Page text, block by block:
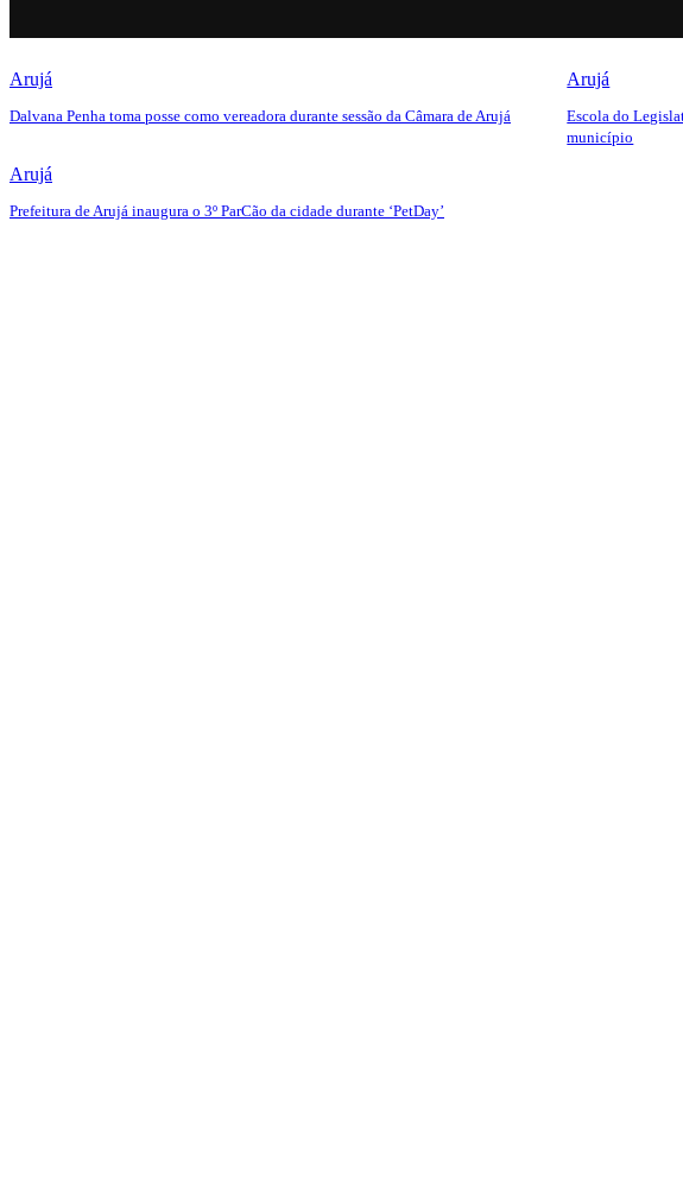
Arujá
Dalvana Penha toma posse como vereadora durante sessão da Câmara de Arujá
Arujá
Escola do
município
Arujá
Prefeitura de Arujá inaugura o 3º ParCão da cidade durante ‘PetDay’